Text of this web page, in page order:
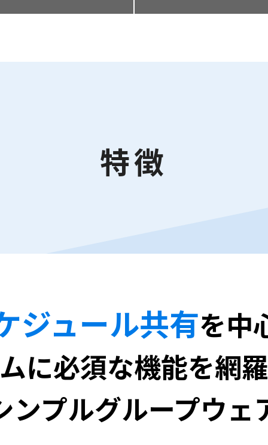
特徴
ジュール共有を中
に必須な機能を網
ンプルグループウェ